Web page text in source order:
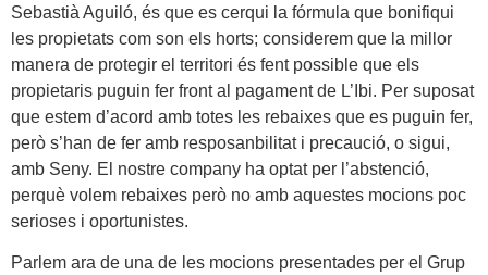
Sebastià Aguiló, és que es cerqui la fórmula que bonifiqui
les propietats com son els horts; considerem que la millor
manera de protegir el territori és fent possible que els
propietaris puguin fer front al pagament de L’Ibi. Per suposat
que estem d’acord amb totes les rebaixes que es puguin fer,
però s’han de fer amb resposanbilitat i precaució, o sigui,
amb Seny. El nostre company ha optat per l’abstenció,
perquè volem rebaixes però no amb aquestes mocions poc
serioses i oportunistes.
Parlem ara de una de les mocions presentades per el Grup